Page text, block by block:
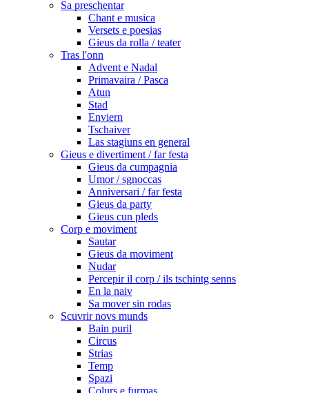
Sa preschentar
Chant e musica
Versets e poesias
Gieus da rolla / teater
Tras l'onn
Advent e Nadal
Primavaira / Pasca
Atun
Stad
Enviern
Tschaiver
Las stagiuns en general
Gieus e divertiment / far festa
Gieus da cumpagnia
Umor / sgnoccas
Anniversari / far festa
Gieus da party
Gieus cun pleds
Corp e moviment
Sautar
Gieus da moviment
Nudar
Percepir il corp / ils tschintg senns
En la naiv
Sa mover sin rodas
Scuvrir novs munds
Bain puril
Circus
Strias
Temp
Spazi
Colurs e furmas